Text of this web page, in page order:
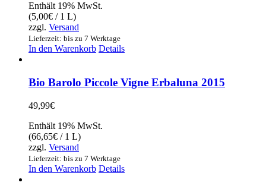
Enthält 19% MwSt.
(5,00€ / 1 L)
zzgl. Versand
Lieferzeit: bis zu 7 Werktage
In den Warenkorb Details
Bio Barolo Piccole Vigne Erbaluna 2015
49,99€
Enthält 19% MwSt.
(66,65€ / 1 L)
zzgl. Versand
Lieferzeit: bis zu 7 Werktage
In den Warenkorb Details